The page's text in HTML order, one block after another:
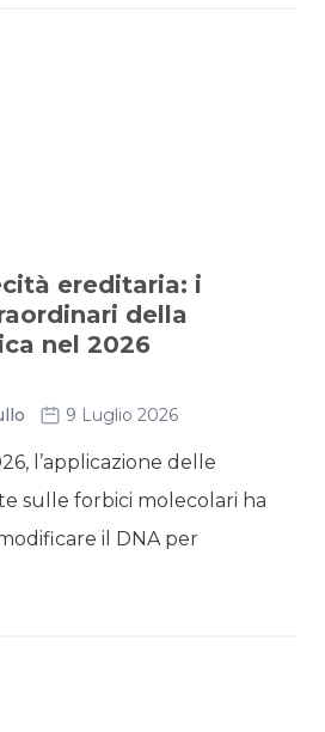
ereditaria: i
della
nel 2026
9 Luglio 2026
l’applicazione delle
sulle forbici molecolari ha
il DNA per